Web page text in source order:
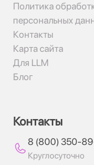
Политика
персональных
Контакты
Карта сайта
Для LLM
Блог
Контакты
8 (800) 350-
Круглосуточно